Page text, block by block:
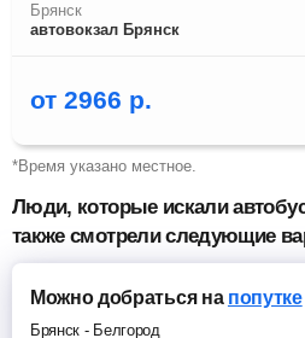
Брянск
автовокзал Брянск
от 2966 р.
*Время указано местное.
Люди, которые искали
также смотрели следующие
Можно добратьсяна попутке
Брянск - Белгород